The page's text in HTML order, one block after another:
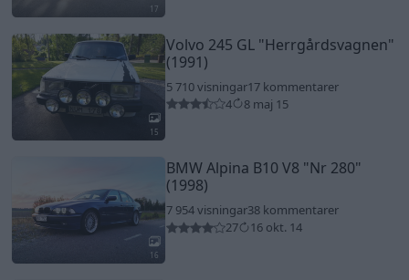
17
15
Volvo 245 GL "Herrgårdsvagnen"
(1991)
5 710 visningar17 kommentarer
4
8 maj 15
16
BMW Alpina B10 V8 "Nr 280"
(1998)
7 954 visningar38 kommentarer
27
16 okt. 14